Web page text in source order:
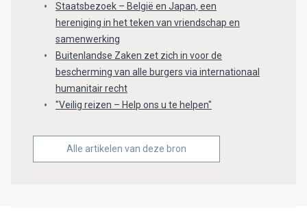
Staatsbezoek – België en Japan, een
hereniging in het teken van vriendschap en
samenwerking
Buitenlandse Zaken zet zich in voor de
bescherming van alle burgers via internationaal
humanitair recht
"Veilig reizen – Help ons u te helpen"
Alle artikelen van deze bron